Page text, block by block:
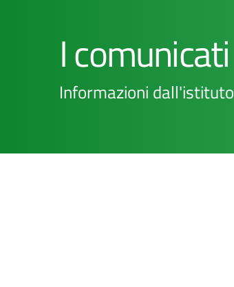
I comunicati
Informazioni dall'istituto